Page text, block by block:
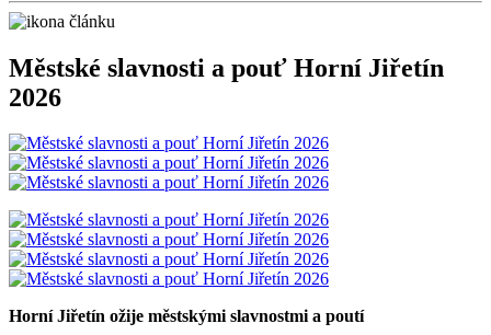
Městské slavnosti a pouť Horní Jiřetín
2026
Horní Jiřetín ožije městskými slavnostmi a poutí